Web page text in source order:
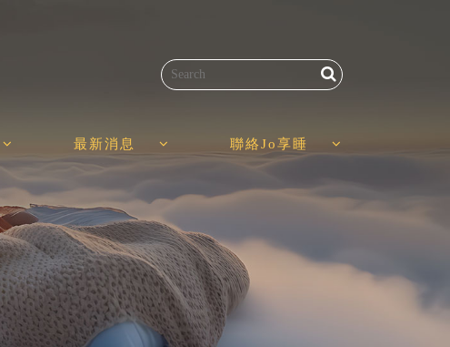
最新消息 聯絡Jo享睡